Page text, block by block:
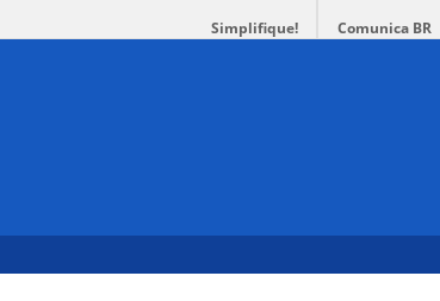
Simplifique! Comunica BR